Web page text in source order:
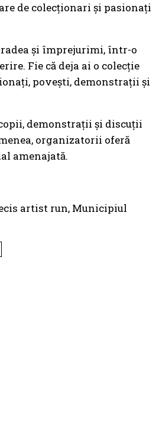
de colecționari și pasionați
și împrejurimi, într-o
Fie că deja ai o colecție
povești, demonstrații și
demonstrații și discuții
organizatorii oferă
amenajată.
artist run, Municipiul